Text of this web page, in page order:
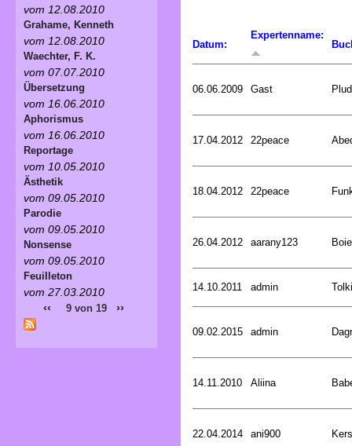
Datum:
Expertenname:
06.06.2009 Gast
17.04.2012 22peace
18.04.2012 22peace
26.04.2012 aarany123
14.10.2011 admin
09.02.2015 admin
14.11.2010 Aliina
22.04.2014 ani900
vom 12.08.2010
Grahame, Kenneth
vom 12.08.2010
Waechter, F. K.
vom 07.07.2010
Übersetzung
vom 16.06.2010
Aphorismus
vom 16.06.2010
Reportage
vom 10.05.2010
Ästhetik
vom 09.05.2010
Parodie
vom 09.05.2010
Nonsense
vom 09.05.2010
Feuilleton
vom 27.03.2010
‹‹ 9 von 19 ››